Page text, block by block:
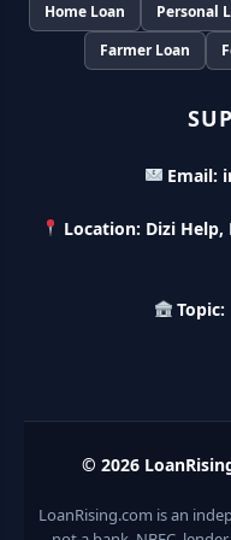
PM Matru Vandana
से मिलते है 5000 रूपए,
का लोन, लगता है सबसे
LIC Kanyadan
50 लाख तक का लोन,
Divyangjan
दिव्यांगजन रोजगार के
Home Loan Personal
Farmer Loan
Email:
Location: Dizi Help,
Topic:
© 2026
LoanRising.com is an